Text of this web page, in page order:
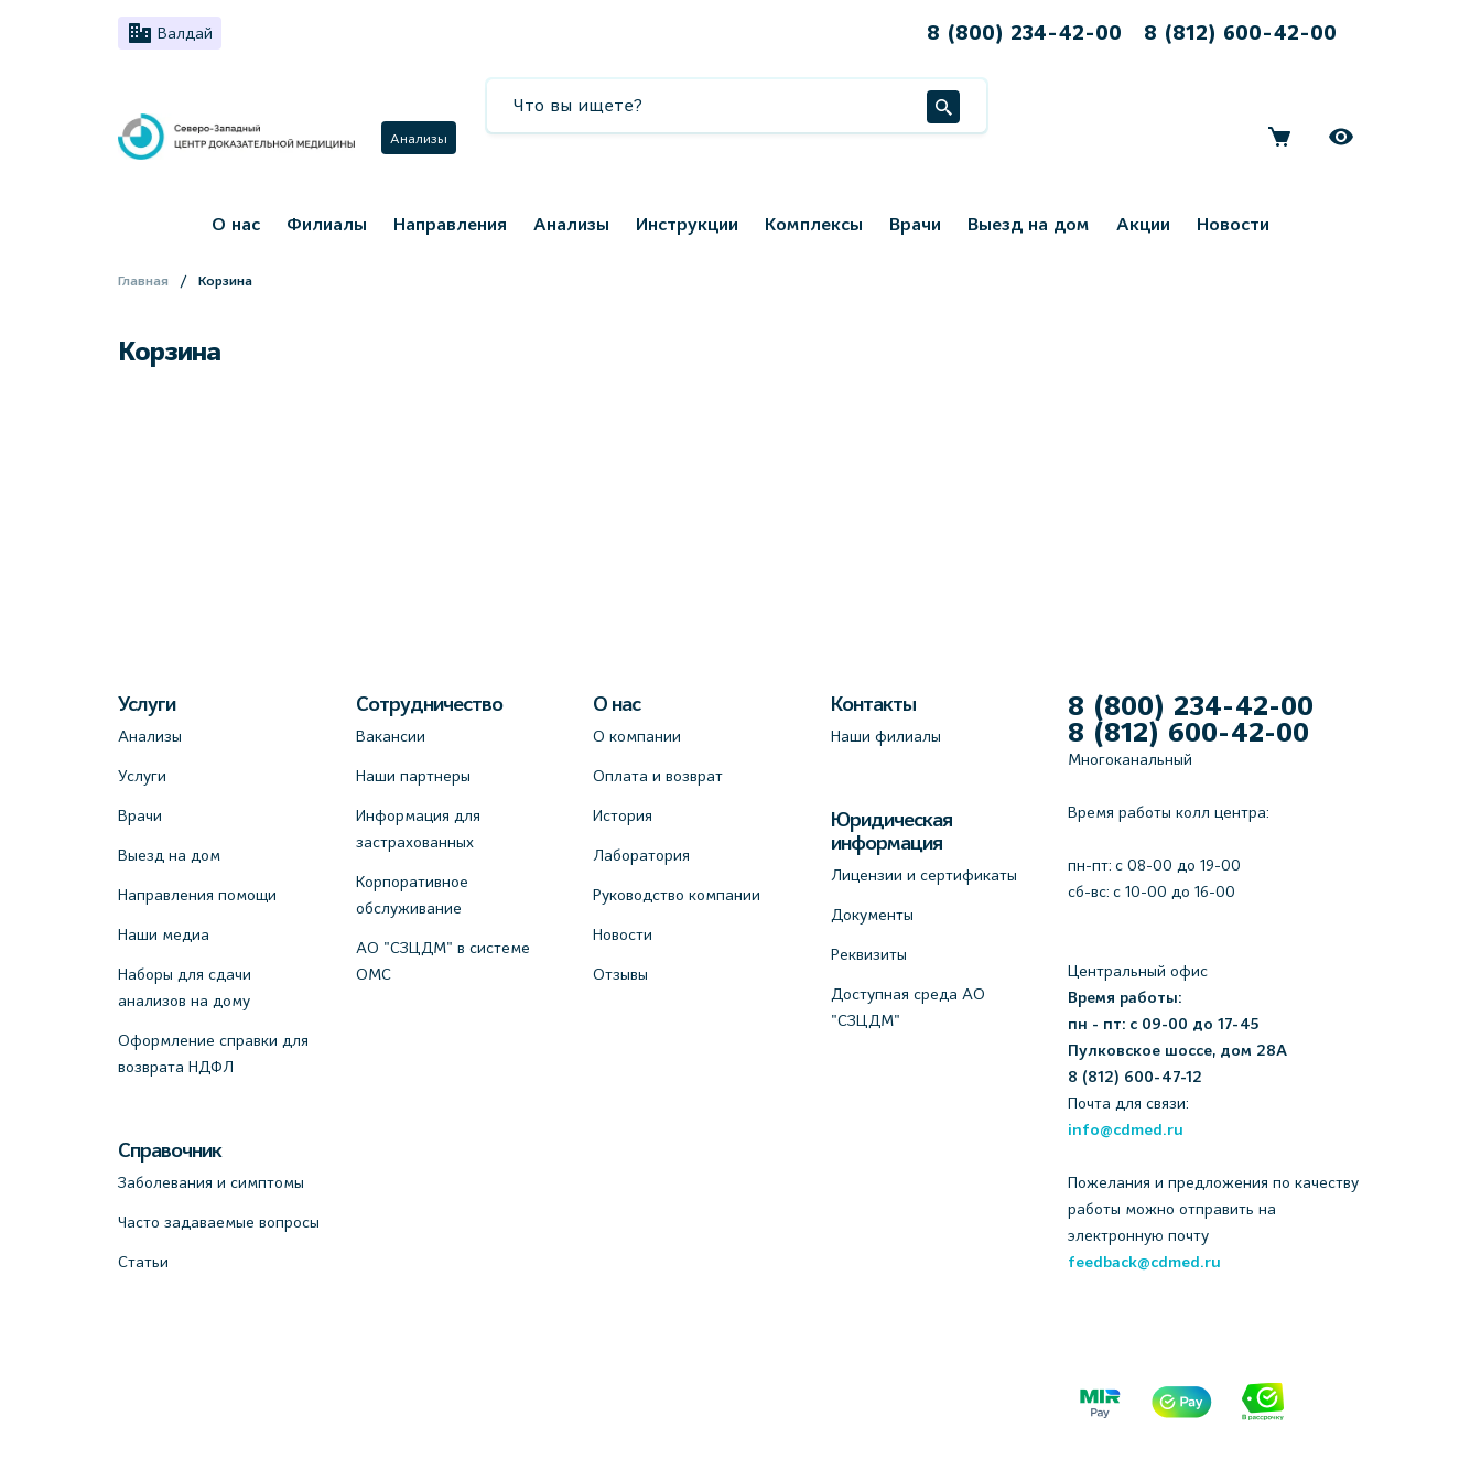
Валдай 8 (800) 234-42-00 8 (812) 600-42-00
Анализы
О нас Филиалы Направления Анализы Инструкции Комплексы Врачи Выезд на дом Акции Новости
Главная Корзина
Корзина
Услуги
Анализы
Услуги
Врачи
Выезд на дом
Направления помощи
Наши медиа
Наборы для сдачи
анализов на дому
Оформление справки для
возврата НДФЛ
Справочник
Заболевания и симптомы
Часто задаваемые вопросы
Статьи
Сотрудничество
Вакансии
Наши партнеры
Информация для
застрахованных
Корпоративное
обслуживание
АО "СЗЦДМ" в системе
ОМС
О нас
О компании
Оплата и возврат
История
Лаборатория
Руководство компании
Новости
Отзывы
Контакты
Наши филиалы
Юридическая
информация
Лицензии и сертификаты
Документы
Реквизиты
Доступная среда АО
"СЗЦДМ"
8 (800) 234-42-00
8 (812) 600-42-00
Многоканальный
Время работы колл центра:
пн-пт: c 08-00 до 19-00
сб-вс: с 10-00 до 16-00
Центральный офис
Время работы:
пн - пт: с 09-00 до 17-45
Пулковское шоссе, дом 28А
8 (812) 600-47-12
Почта для связи:
info@cdmed.ru
Пожелания и предложения по качеству
работы можно отправить на
электронную почту
feedback@cdmed.ru